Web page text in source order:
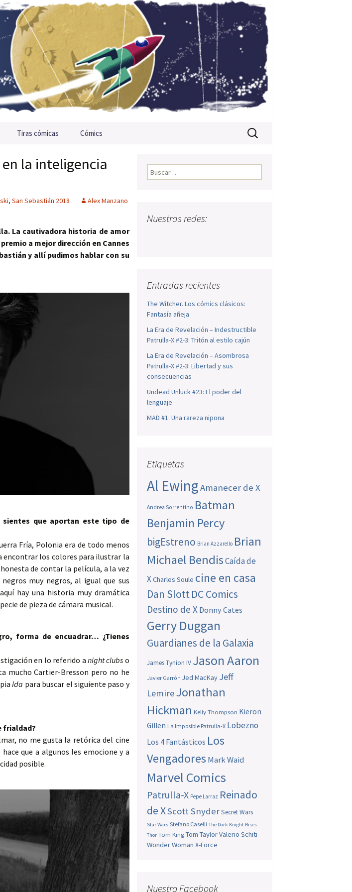
Tiras cómicas Cómics Buscar:
la inteligencia
, San Sebastián 2018 Alex Manzano
La cautivadora historia de amor
a mejor dirección en Cannes
y allí pudimos hablar con su
sientes que aportan este tipo de
Fría, Polonia era de todo menos
encontrar los colores para ilustrar la
de contar la película, a la vez
muy negros, al igual que sus
hay una historia muy dramática
de pieza de cámara musical.
forma de encuadrar… ¿Tienes
en lo referido a night clubs o
mucho Cartier-Bresson pero no he
Ida para buscar el siguiente paso y
frialdad?
no me gusta la retórica del cine
que a algunos les emocione y a
posible.
Buscar:
Nuestras redes:
Entradas recientes
The Witcher. Los cómics clásicos:
Fantasía añeja
La Era de Revelación – Indestructible
Patrulla-X #2-3: Tritón al estilo cajún
La Era de Revelación – Asombrosa
Patrulla-X #2-3: Libertad y sus
consecuencias
Undead Unluck #23: El poder del
lenguaje
MAD #1: Una rareza nipona
Etiquetas
Al EwingAmanecer de X
Andrea Sorrentino Batman
Benjamin Percy
bigEstreno Brian Azzarello Brian
Michael BendisCaída de
XCharles Soule cine en casa
Dan SlottDC Comics
Destino de X Donny Cates
Gerry Duggan
Guardianes de la Galaxia
James Tynion IV Jason Aaron
Javier Garrón Jed MacKay Jeff
LemireJonathan
Hickman Kelly Thompson Kieron
Gillen La Imposible Patrulla-X Lobezno
Los 4 Fantásticos Los
Vengadores Mark Waid
Marvel Comics
Patrulla-X Pepe Larraz Reinado
de XScott SnyderSecret Wars
Star Wars Stefano Caselli The Dark Knight Rises
Thor Tom King Tom TaylorValerio Schiti
Wonder Woman X-Force
Nuestro Facebook